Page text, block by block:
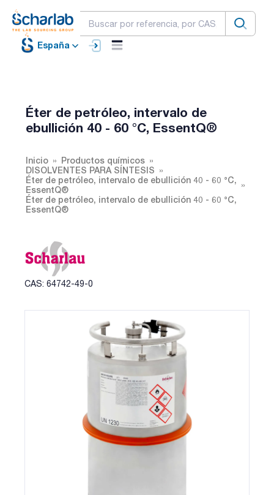
España
Éter de petróleo, intervalo de
ebullición 40 - 60 °C, EssentQ®
Inicio
Productos químicos
DISOLVENTES PARA SÍNTESIS
Éter de petróleo, intervalo de ebullición 40 - 60 °C,
EssentQ®
Éter de petróleo, intervalo de ebullición 40 - 60 °C,
EssentQ®
CAS: 64742-49-0